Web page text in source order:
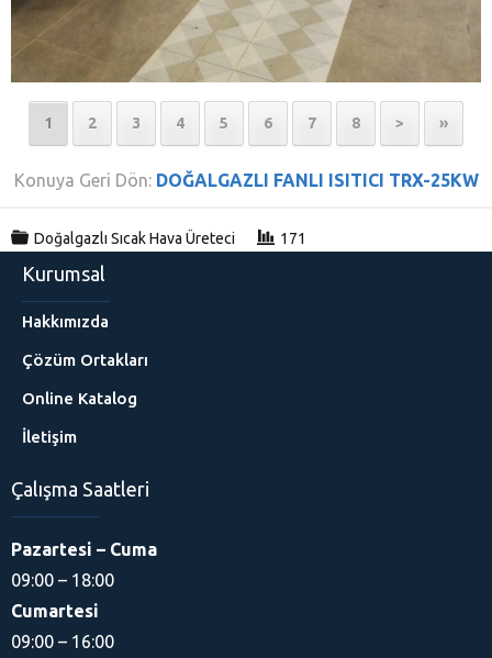
1 2 3 4 5 6 7 8 > »
Konuya Geri Dön: DOĞALGAZLI FANLI ISITICI TRX-25KW
Doğalgazlı Sıcak Hava Üreteci 171
Kurumsal
Hakkımızda
Çözüm Ortakları
Online Katalog
İletişim
Çalışma Saatleri
Pazartesi – Cuma
09:00 – 18:00
Cumartesi
09:00 – 16:00